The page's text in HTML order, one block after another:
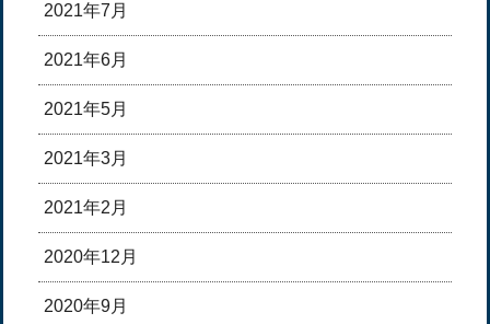
2021年7月
2021年6月
2021年5月
2021年3月
2021年2月
2020年12月
2020年9月